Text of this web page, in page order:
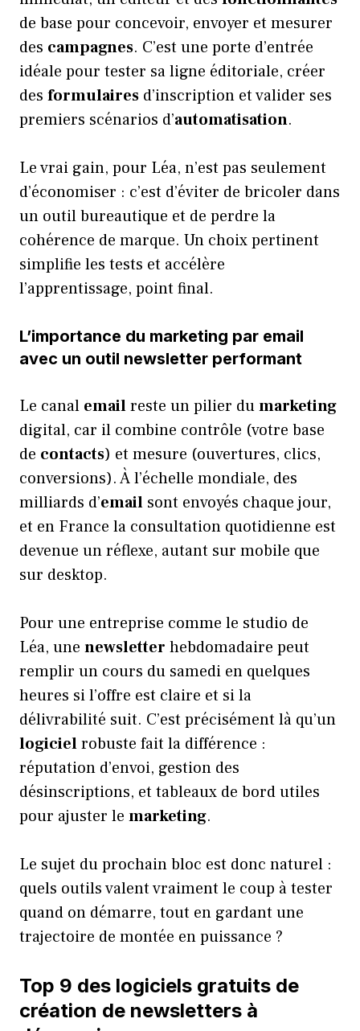
de base pour concevoir, envoyer et mesurer
des campagnes. C’est une porte d’entrée
idéale pour tester sa ligne éditoriale, créer
des formulaires d’inscription et valider ses
premiers scénarios d’automatisation.
Le vrai gain, pour Léa, n’est pas seulement
d’économiser : c’est d’éviter de bricoler dans
un outil bureautique et de perdre la
cohérence de marque. Un choix pertinent
simplifie les tests et accélère
l’apprentissage, point final.
L’importance du marketing par email
avec un outil newsletter performant
Le canal emailreste un pilier dumarketing
digital, car il combine contrôle (votre base
de contacts) et mesure (ouvertures, clics,
conversions). À l’échelle mondiale, des
milliards d’email sont envoyés chaque jour,
et en France la consultation quotidienne est
devenue un réflexe, autant sur mobile que
sur desktop.
Pour une entreprise comme le studio de
Léa, une newsletter hebdomadaire peut
remplir un cours du samedi en quelques
heures si l’offre est claire et si la
délivrabilité suit. C’est précisément là qu’un
logicielrobuste fait la différence :
réputation d’envoi, gestion des
désinscriptions, et tableaux de bord utiles
pour ajuster le marketing.
Le sujet du prochain bloc est donc naturel :
quels outils valent vraiment le coup à tester
quand on démarre, tout en gardant une
trajectoire de montée en puissance ?
Top 9 des logiciels gratuits de
création de newsletters à